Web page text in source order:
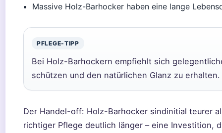
Massive Holz-Barhocker haben eine lange
PFLEGE-TIPP
Bei Holz-Barhockern empfiehlt sich
schützen und den natürlichen Glanz zu erhalten.
Der Handel-off: Holz-Barhocker sindinitial teurer
richtiger Pflege deutlich länger – eine Investition,